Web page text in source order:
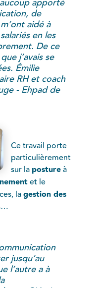
de
aidé à
en les
De ce
j’avais se
Émilie
RH et coach
- Ehpad de
Ce travail porte
particulièrement
sur la postureà
et le
lagestion des
jusqu’au
l’autre a à